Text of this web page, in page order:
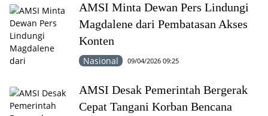
AMSI Minta Dewan Pers Lindungi
Magdalene dari Pembatasan Akses
Konten
Nasional 09/04/2026 09:25
AMSI Desak Pemerintah Bergerak
Cepat Tangani Korban Bencana